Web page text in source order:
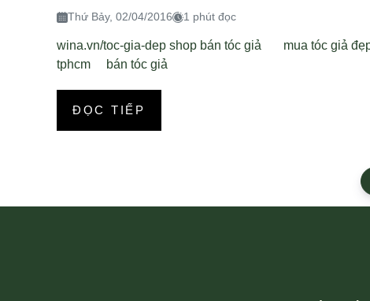
Thứ Bảy, 02/04/2016 1 phút đọc
wina.vn/toc-gia-dep shop bán tóc giả mua tóc giả
tphcm bán tóc giả
ĐỌC TIẾP